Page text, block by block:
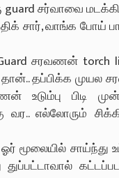
சர்வாவை மடக்கி
சார், வாங்க போய்
சரவணன் torch
தப்பிக்க முயல
உடும்பு பிடி
எல்லோரும்
சாய்ந்து
கட்டப்பட